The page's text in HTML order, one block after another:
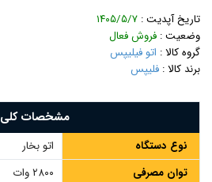
تاریخ آپدیت : ۱۴۰۵/۵/۷
وضعیت : فروش فعال
گروه کالا : اتو فیلیپس
برند کالا : فلیپس
مشخصات کلی
نوع دستگاه
اتو بخار
توان مصرفی
۲۸۰۰ وات